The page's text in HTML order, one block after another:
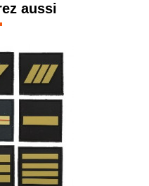
aussi